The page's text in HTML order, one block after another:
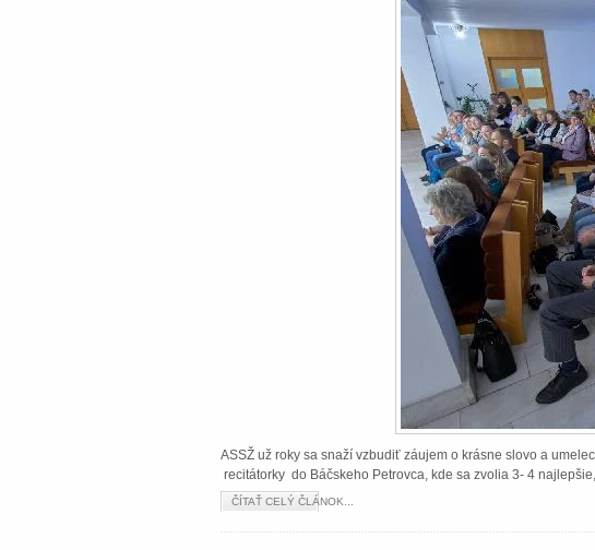
ASSŽ už roky sa snaží vzbudiť záujem o krásne slovo a
recitátorky do Báčskeho Petrovca, kde sa zvolia 3- 4
ČÍTAŤ CELÝ ČLÁNOK...